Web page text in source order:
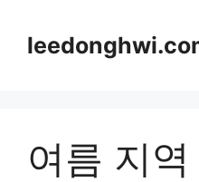
content
여름 지